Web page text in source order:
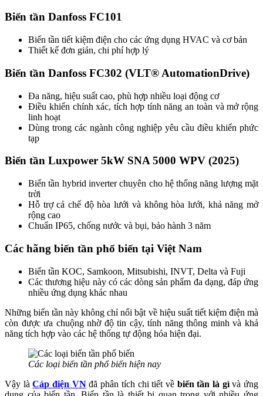
Biến tần Danfoss FC101
Biến tần tiết kiệm điện cho các ứng dụng HVAC và cơ bản
Thiết kế đơn giản, chi phí hợp lý
Biến tần Danfoss FC302 (VLT® AutomationDrive)
Đa năng, hiệu suất cao, phù hợp nhiều loại động cơ
Điều khiển chính xác, tích hợp tính năng an toàn và mở rộng
linh hoạt
Dùng trong các ngành công nghiệp yêu cầu điều khiển phức
tạp
Biến tần Luxpower 5kW SNA 5000 WPV (2025)
Biến tần hybrid inverter chuyên cho hệ thống năng lượng mặt
trời
Hỗ trợ cả chế độ hòa lưới và không hòa lưới, khả năng mở
rộng cao
Chuẩn IP65, chống nước và bụi, bảo hành 3 năm
Các hãng biến tần phổ biến tại Việt Nam
Biến tần KOC, Samkoon, Mitsubishi, INVT, Delta và Fuji
Các thương hiệu này có các dòng sản phẩm đa dạng, đáp ứng
nhiều ứng dụng khác nhau
Những biến tần này không chỉ nổi bật về hiệu suất tiết kiệm điện mà
còn được ưa chuộng nhờ độ tin cậy, tính năng thông minh và khả
năng tích hợp vào các hệ thống tự động hóa hiện đại.
Các loại biến tần phổ biến hiện nay
Vậy làCáp điện VNđã phân tích chi tiết về biến tần là gìvà ứng